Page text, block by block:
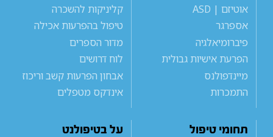
אוטיזם | ASD
אספרגר
פיברומיאלגיה
הפרעת אישיות גבולית
מיינדפולנס
התמכרות
קליניקות להשכרה
טיפול בהפרעות אכילה
מדור הספרים
לוח דרושים
אבחון הפרעות קשב וריכוז
אינדקס מטפלים
תחומי טיפול
על בטיפולנט